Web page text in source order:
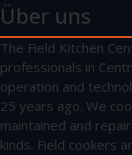
Über uns
The Field Kitchen
professionals in
operation and
25 years ago. We
maintained and
kinds. Field cookers